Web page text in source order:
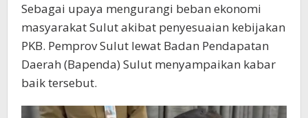
Sebagai upaya mengurangi beban ekonomi
masyarakat Sulut akibat penyesuaian kebijakan
PKB. Pemprov Sulut lewat Badan Pendapatan
Daerah (Bapenda) Sulut menyampaikan kabar
baik tersebut.